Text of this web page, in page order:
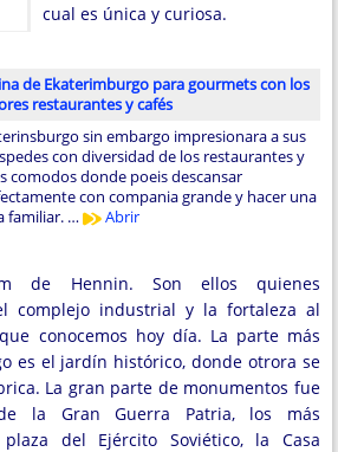
cual es única y curiosa.
de Ekaterimburgo para gourmets con los
restaurantes y cafés
sin embargo impresionara a sus
con diversidad de los restaurantes y
comodos donde poeis descansar
con compania grande y hacer una
familiar. …
Abrir
de Hennin. Son ellos quienes
complejo industrial y la fortaleza al
conocemos hoy día. La parte más
es el jardín histórico, donde otrora se
La gran parte de monumentos fue
la Gran Guerra Patria, los más
del Ejército Soviético, la Casa